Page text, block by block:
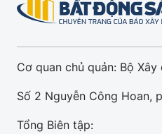
Cơ quan chủ quản: Bộ Xây
Số 2 Nguyễn Công Hoan,
Tổng Biên tập: